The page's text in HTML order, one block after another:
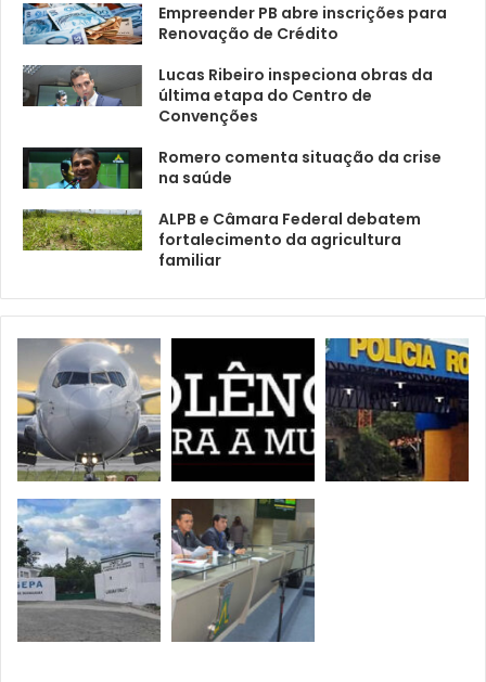
Empreender PB abre inscrições para
Renovação de Crédito
Lucas Ribeiro inspeciona obras da
última etapa do Centro de
Convenções
Romero comenta situação da crise
na saúde
ALPB e Câmara Federal debatem
fortalecimento da agricultura
familiar